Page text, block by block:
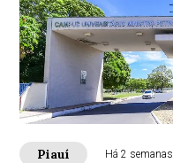
Piauí Há 2 semanas